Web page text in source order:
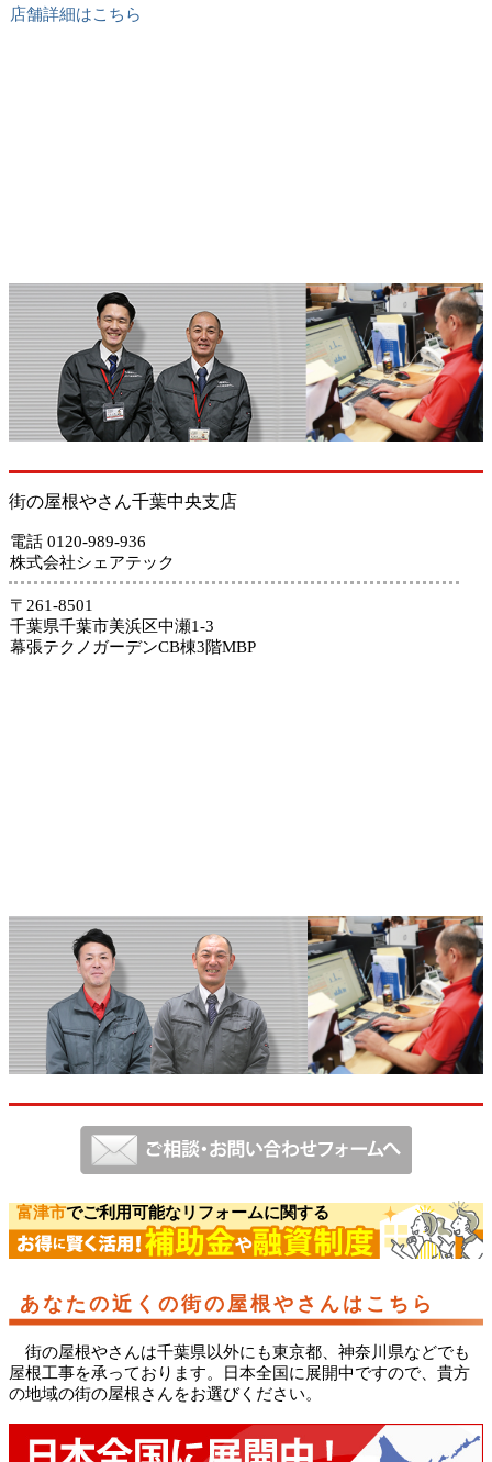
店舗詳細はこちら
街の屋根やさん千葉中央支店
電話 0120-989-936
株式会社シェアテック
〒261-8501
千葉県千葉市美浜区中瀬1-3
幕張テクノガーデンCB棟3階MBP
富津市でご利用可能なリフォームに関する
あなたの近くの街の屋根やさんはこちら
街の屋根やさんは千葉県以外にも東京都、神奈川県などでも
屋根工事を承っております。日本全国に展開中ですので、貴方
の地域の街の屋根さんをお選びください。